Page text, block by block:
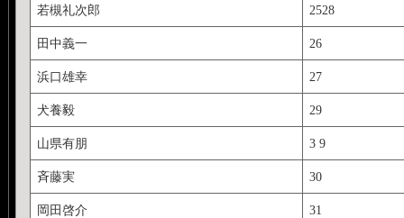
若槻礼次郎 2528
田中義一 26
浜口雄幸 27
犬養毅 29
山県有朋 3 9
斉藤実 30
岡田啓介 31